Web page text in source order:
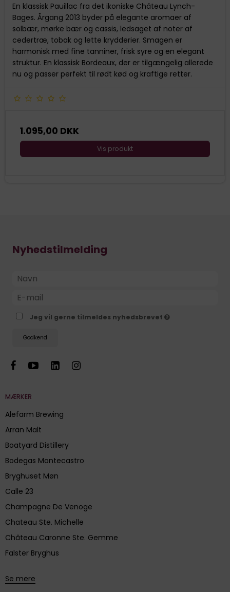
En klassisk Pauillac fra det ikoniske Château Lynch-
Bages. Årgang 2013 byder på elegante aromaer af
solbær, mørke bær og cassis, ledsaget af noter af
cedertræ, tobak og lette krydderier. Smagen er
harmonisk med fine tanniner, frisk syre og en elegant
struktur. En klassisk Bordeaux, der er tilgængelig allerede
nu og passer perfekt til rødt kød og kraftige retter.
1.095,00 DKK
Vis produkt
Nyhedstilmelding
Jeg vil gerne tilmeldes nyhedsbrevet
Godkend
MÆRKER
Alefarm Brewing
Arran Malt
Boatyard Distillery
Bodegas Montecastro
Bryghuset Møn
Calle 23
Champagne De Venoge
Chateau Ste. Michelle
Château Caronne Ste. Gemme
Falster Bryghus
Se mere